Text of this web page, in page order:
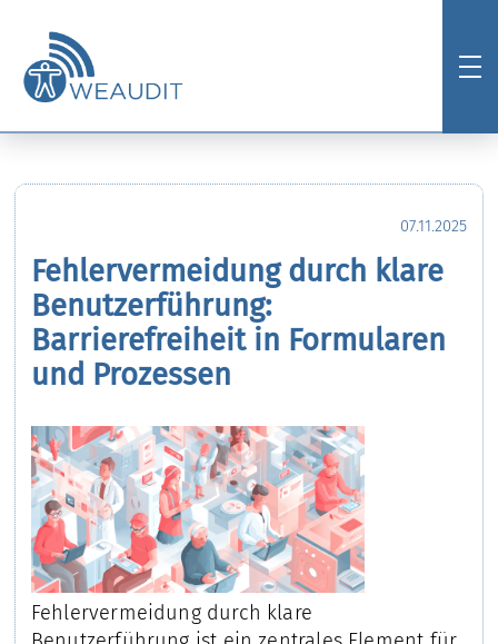
07.11.2025
Fehlervermeidung durch klare
Benutzerführung:
Barrierefreiheit in Formularen
und Prozessen
Fehlervermeidung durch klare